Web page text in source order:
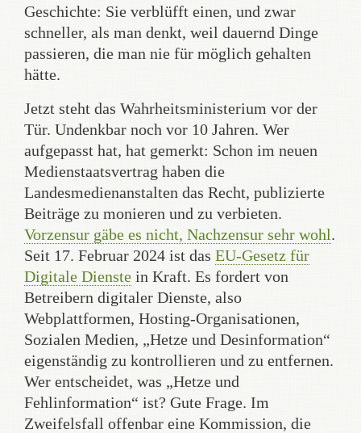
Geschichte: Sie verblüfft einen, und zwar
schneller, als man denkt, weil dauernd Dinge
passieren, die man nie für möglich gehalten
hätte.
Jetzt steht das Wahrheitsministerium vor der
Tür. Undenkbar noch vor 10 Jahren. Wer
aufgepasst hat, hat gemerkt: Schon im neuen
Medienstaatsvertrag haben die
Landesmedienanstalten das Recht, publizierte
Beiträge zu monieren und zu verbieten.
Vorzensur gäbe es nicht, Nachzensur sehr wohl.
Seit 17. Februar 2024 ist das EU-Gesetz für
Digitale Dienste in Kraft. Es fordert von
Betreibern digitaler Dienste, also
Webplattformen, Hosting-Organisationen,
Sozialen Medien, „Hetze und Desinformation“
eigenständig zu kontrollieren und zu entfernen.
Wer entscheidet, was „Hetze und
Fehlinformation“ ist? Gute Frage. Im
Zweifelsfall offenbar eine Kommission, die